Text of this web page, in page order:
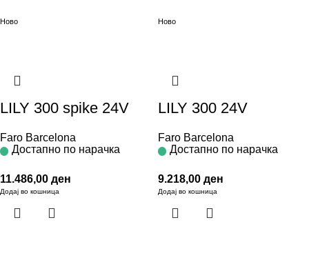
Ново
LILY 300 spike 24V
Faro Barcelona
Достапно по нарачка
11.486,00 ден
Додај во кошница
Ново
LILY 300 24V
Faro Barcelona
Достапно по нарачка
9.218,00 ден
Додај во кошница